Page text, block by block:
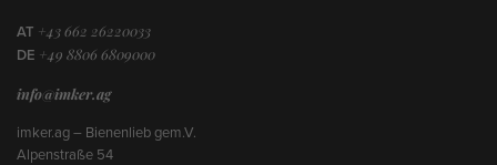
AT +43 662 26220033
DE +49 8806 6809000
info@imker.ag
imker.ag – Bienenlieb gem.V.
Alpenstraße 54